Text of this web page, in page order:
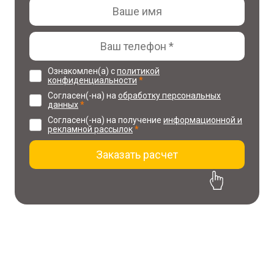
Ознакомлен(а) сполитикой
конфиденциальности *
Согласен(-на) на обработку персональных
данных*
Согласен(-на) на получение информационной и
рекламной рассылок*
Заказать расчет